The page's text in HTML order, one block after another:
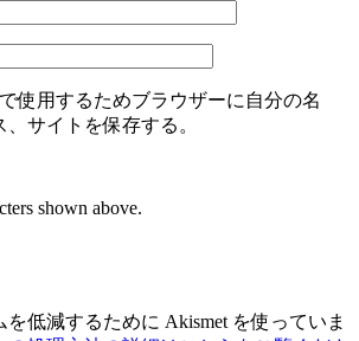
使用するためブラウザーに自分の名
サイトを保存する。
shown above.
低減するために Akismet を使っていま